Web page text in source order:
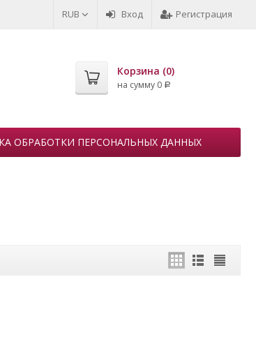
RUB Вход Регистрация
Корзина (0)
на сумму 0 Р
ОБРАБОТКИ ПЕРСОНАЛЬНЫХ ДАННЫХ